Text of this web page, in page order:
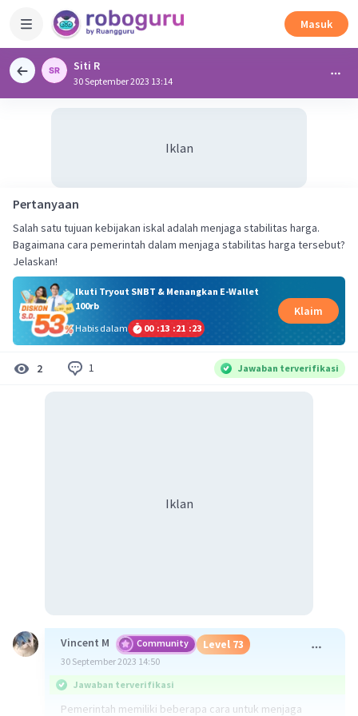
Masuk
Siti R
30 September 2023 13:14
Iklan
Pertanyaan
Salah satu tujuan kebijakan iskal adalah menjaga stabilitas harga.
Bagaimana cara pemerintah dalam menjaga stabilitas harga tersebut?
Jelaskan!
Ikuti Tryout SNBT & Menangkan E-Wallet
100rb
Habis dalam
00 :13 :21 :22
Klaim
2 1 Jawaban terverifikasi
Iklan
Vincent M Community Level 73
30 September 2023 14:50
Jawaban terverifikasi
Pemerintah memiliki beberapa cara untuk menjaga